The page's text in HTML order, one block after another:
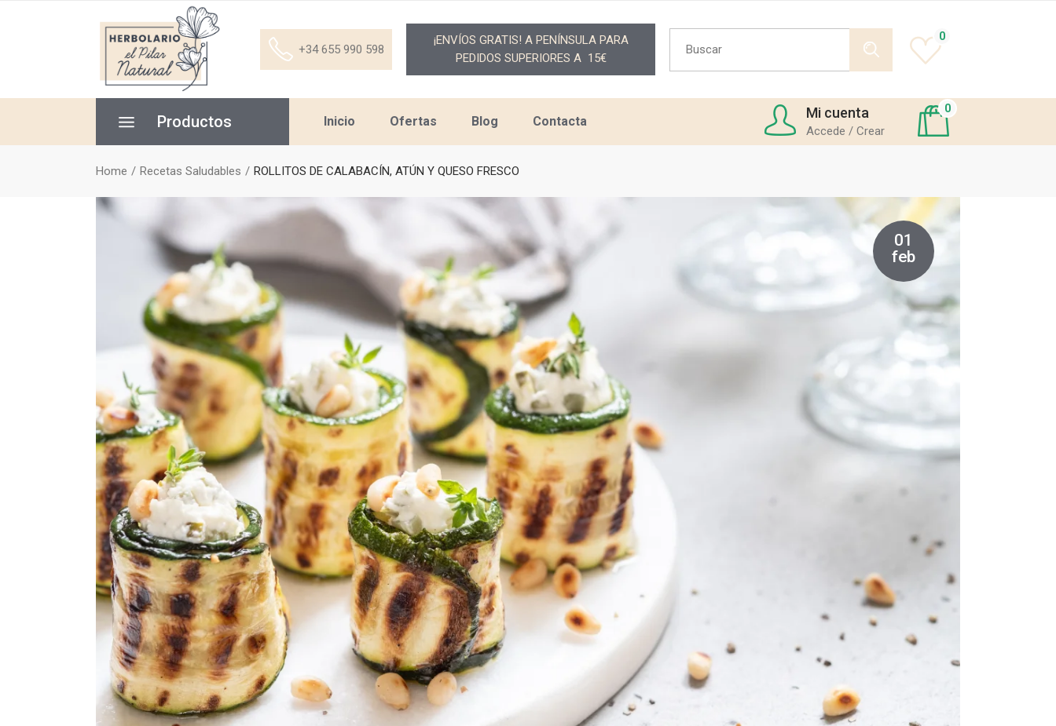
+34 655 990 598
¡ENVÍOS GRATIS! A PENÍNSULA PARA
PEDIDOS SUPERIORES A 15€
Search
for:
0
Productos Inicio Ofertas Blog Contacta
Mi cuenta
Accede / Crear
0
Home Recetas Saludables ROLLITOS DE CALABACÍN, ATÚN Y QUESO FRESCO
01
feb